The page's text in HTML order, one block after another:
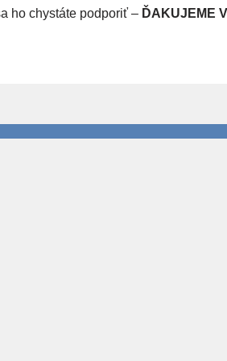
ho chystáte podporiť – ĎAKUJEME